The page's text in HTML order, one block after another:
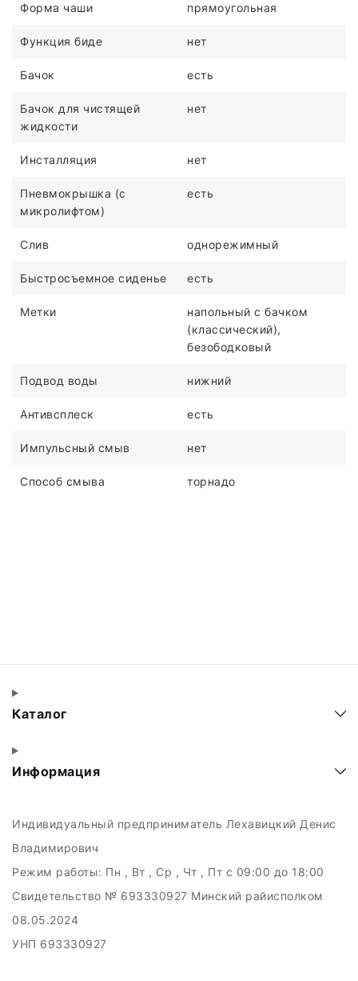
Форма чаши прямоугольная
Функция биде нет
Бачок есть
Бачок для чистящей
жидкости
нет
Инсталляция нет
Пневмокрышка (с
микролифтом)
есть
Слив однорежимный
Быстросъемное сиденье есть
Метки
напольный с бачком
(классический),
безободковый
Подвод воды нижний
Антивсплеск есть
Импульсный смыв нет
Способ смыва торнадо
Каталог
Информация
Индивидуальный предприниматель Лехавицкий Денис
Владимирович
Режим работы: Пн , Вт , Ср , Чт , Пт c 09:00 до 18:00
Свидетельство № 693330927 Минский райисполком
08.05.2024
УНП 693330927